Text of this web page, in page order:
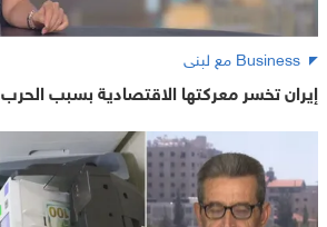
Business مع لبنى
إيران تخسر معركتها الاقتصادية بسبب الحرب